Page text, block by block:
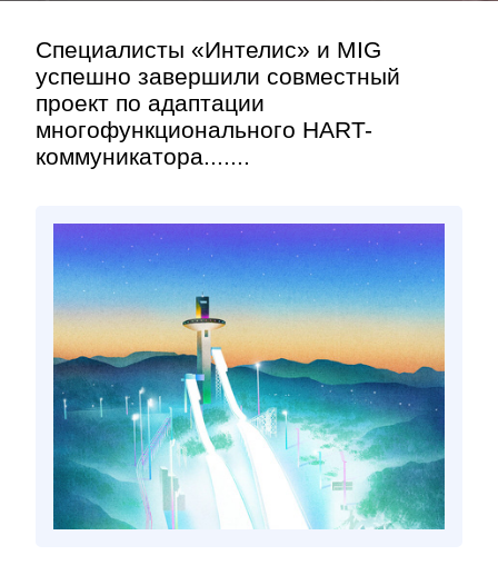
Специалисты «Интелис» и MIG
успешно завершили совместный
проект по адаптации
многофункционального HART-
коммуникатора.......